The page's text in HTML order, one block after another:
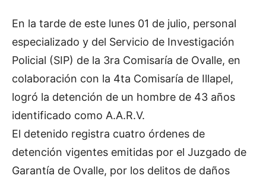
En la tarde de este lunes 01 de julio, personal
especializado y del Servicio de Investigación
Policial (SIP) de la 3ra Comisaría de Ovalle, en
colaboración con la 4ta Comisaría de Illapel,
logró la detención de un hombre de 43 años
identificado como A.A.R.V.
El detenido registra cuatro órdenes de
detención vigentes emitidas por el Juzgado de
Garantía de Ovalle, por los delitos de daños